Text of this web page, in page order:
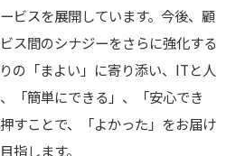
ビスを展開しています。今後、顧
ス間のシナジーをさらに強化する
の「まよい」に寄り添い、ITと人
「簡単にできる」、「安心でき
すことで、「よかった」をお届け
指します。